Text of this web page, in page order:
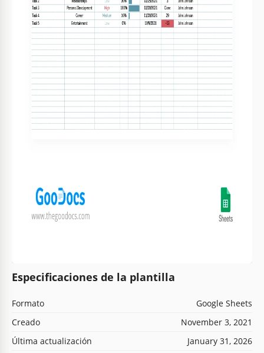
Especificaciones de la plantilla
Formato
Google Sheets
Creado
November 3, 2021
Última actualización
January 31, 2026